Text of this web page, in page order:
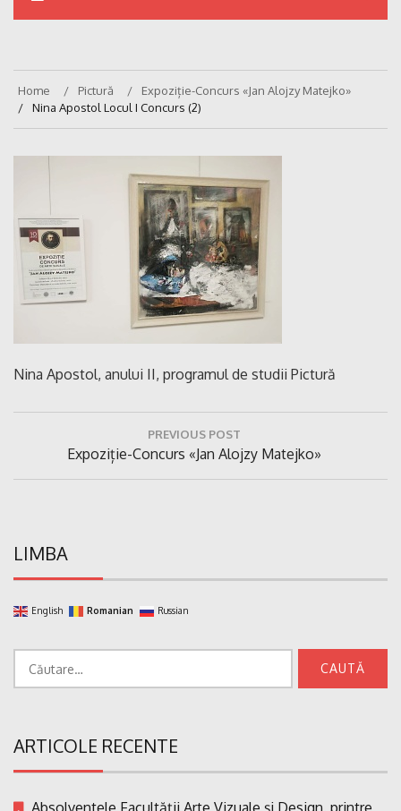
Home Pictură
Expoziție-Concurs «Jan Alojzy Matejko»
Nina Apostol Locul I Concurs (2)
Nina Apostol, anului II, programul de studii Pictură
PREVIOUS POST
Previous
Post:
Expoziție-Concurs «Jan Alojzy Matejko»
LIMBA
English Romanian Russian
ARTICOLE RECENTE